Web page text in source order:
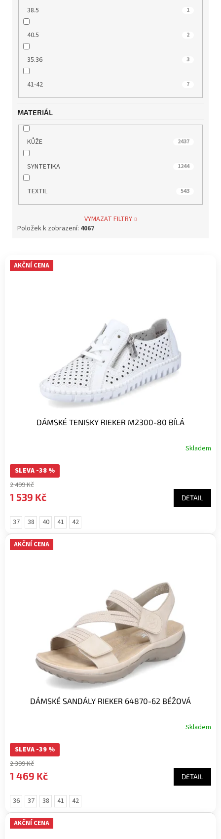
38.5 1
40.5 2
35.36 3
41-42 7
MATERIÁL
KŮŽE 2437
SYNTETIKA 1244
TEXTIL 543
VYMAZAT FILTRY
Položek k zobrazení: 4067
V AKČNÍ CENA
DÁMSKÉ TENISKY RIEKER M2300-80 BÍLÁ
Skladem
SLEVA -38 %
2 499 Kč
1 539 Kč DETAIL
37 38 40 41 42
AKČNÍ CENA
DÁMSKÉ SANDÁLY RIEKER 64870-62 BÉŽOVÁ
Skladem
SLEVA -39 %
2 399 Kč
1 469 Kč DETAIL
36 37 38 41 42
AKČNÍ CENA